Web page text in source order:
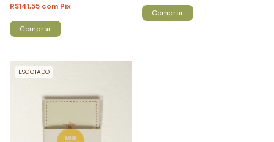
R$141,55 com Pix
ESGOTADO